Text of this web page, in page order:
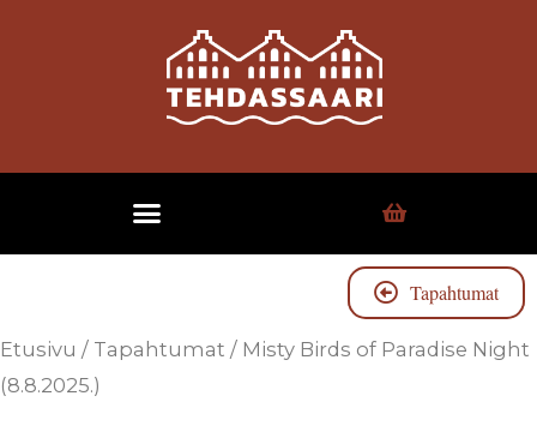
Tapahtumat
Etusivu / Tapahtumat / Misty Birds of Paradise Night
(8.8.2025.)